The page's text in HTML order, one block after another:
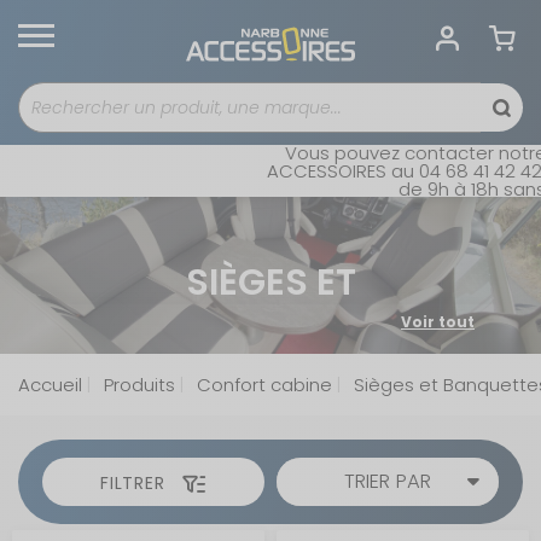
Vous pouvez contacter notre
ACCESSOIRES au 04 68 41 42
de 9h à 18h sans
SIÈGES ET
BANQUETTES
Offrez à votre camping-car un grand confort et une
meilleure protection avec notre sélection desièges et
et universelles. Que vous
housse adaptée à vos sièges. Profitez d'une gamme
diversifiée, allant des housses universelles aux modèles
spécifiques pour banquettes et sièges.
SIÈGES ET
Voir tout
Accueil Produits Confort cabine Sièges et
FILTRER TRIER PAR